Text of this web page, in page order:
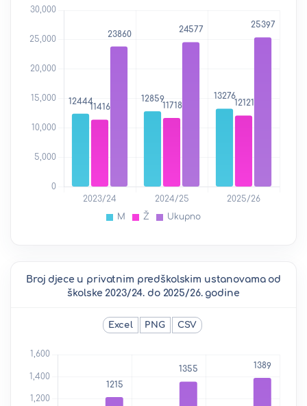
Broj djece u privatnim predškolskim ustanovama od
školske 2023/24. do 2025/26. godine
Excel PNG CSV